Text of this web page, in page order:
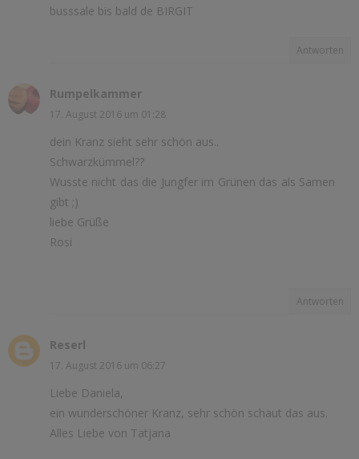
busssale bis bald de BIRGIT
Antworten
Rumpelkammer
17. August 2016 um 01:28
dein Kranz sieht sehr schön aus..
Schwarzkümmel??
Wusste nicht das die Jungfer im Grünen das als Samen
gibt ;)
liebe Grüße
Rosi
Antworten
Reserl
17. August 2016 um 06:27
Liebe Daniela,
ein wunderschöner Kranz, sehr schön schaut das aus.
Alles Liebe von Tatjana